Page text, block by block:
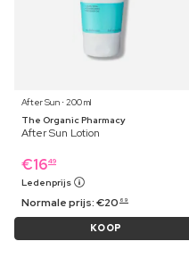
After Sun ⋅ 200 ml
The Organic Pharmacy
After Sun Lotion
€1649
Ledenprijs
Normale prijs:€20 69
KOOP